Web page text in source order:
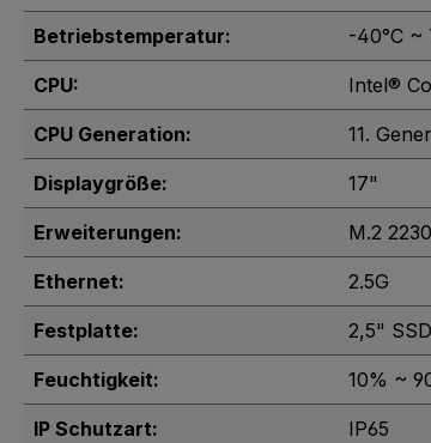
Betriebstemperatur: -40°C ~
CPU: Intel®
CPU Generation: 11.
Displaygröße: 17"
Erweiterungen: M.2
Ethernet: 2.5G
Festplatte: 2,5" SSD
Feuchtigkeit: 10% ~
IP Schutzart: IP65